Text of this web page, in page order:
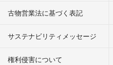
古物営業法に基づく表記
サステナビリティメッセージ
権利侵害について